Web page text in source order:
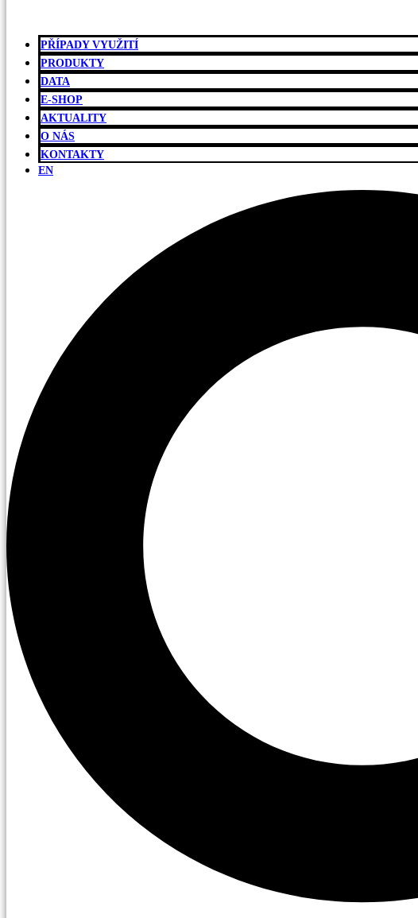
PŘÍPADY VYUŽITÍ
PRODUKTY
DATA
E-SHOP
AKTUALITY
O NÁS
KONTAKTY
EN